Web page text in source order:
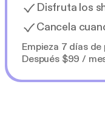
Disfruta los
Cancela
Empieza 7 días de
Después $99 /